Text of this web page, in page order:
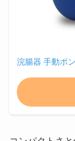
浣腸器 手動ポ